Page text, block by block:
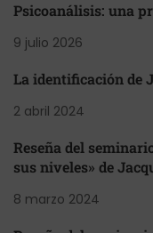
Psicoanálisis: una
9 julio 2026
La identificación de
2 abril 2024
Reseña del
sus niveles» de
8 marzo 2024